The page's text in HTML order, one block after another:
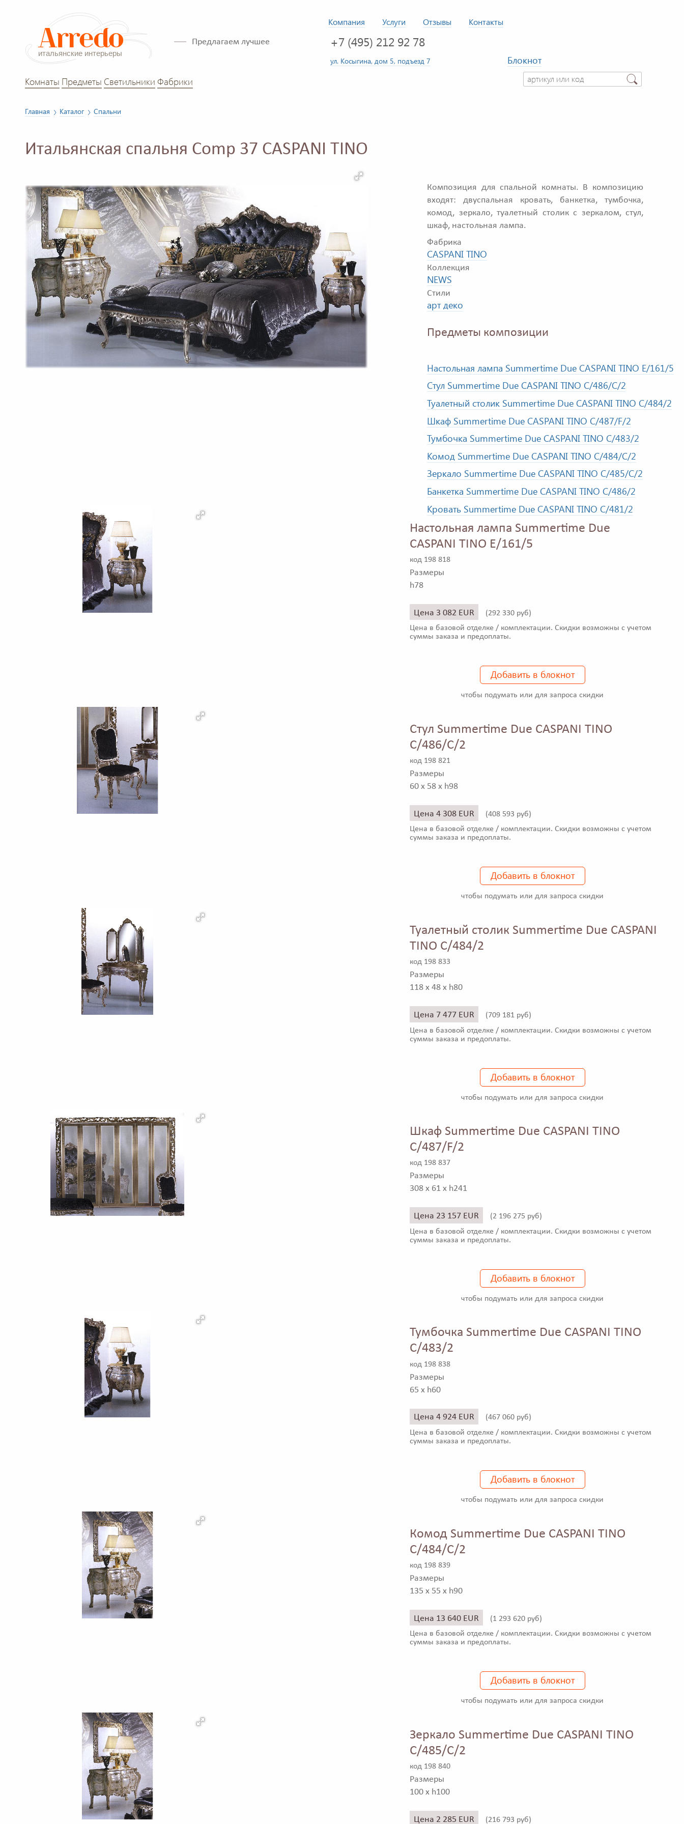
Компания Услуги Отзывы Контакты
Предлагаем лучшее +7 (495) 212 92 78
ул. Косыгина, дом 5, подъезд 7
Блокнот
Комнаты Предметы Светильники Фабрики
Главная Каталог Спальни
Итальянская спальня Comp 37 CASPANI TINO
Композиция для спальной комнаты. В композицию
входят: двуспальная кровать, банкетка, тумбочка,
комод, зеркало, туалетный столик с зеркалом, стул,
шкаф, настольная лампа.
Фабрика
CASPANI TINO
Коллекция
NEWS
Стили
арт деко
Предметы композиции
Настольная лампа Summertime Due CASPANI TINO E/161/5
Стул Summertime Due CASPANI TINO C/486/C/2
Туалетный столик Summertime Due CASPANI TINO C/484/2
Шкаф Summertime Due CASPANI TINO C/487/F/2
Тумбочка Summertime Due CASPANI TINO C/483/2
Комод Summertime Due CASPANI TINO C/484/C/2
Зеркало Summertime Due CASPANI TINO C/485/C/2
Банкетка Summertime Due CASPANI TINO C/486/2
Кровать Summertime Due CASPANI TINO C/481/2
Настольная лампа Summertime Due
CASPANI TINO E/161/5
код 198 818
Размеры
h78
Цена 3 082 EUR (292 330 руб)
Цена в базовой отделке / комплектации. Скидки возможны с учетом
суммы заказа и предоплаты.
Добавить в блокнот
чтобы подумать или для запроса скидки
Стул Summertime Due CASPANI TINO
C/486/C/2
код 198 821
Размеры
60 x 58 x h98
Цена 4 308 EUR (408 593 руб)
Цена в базовой отделке / комплектации. Скидки возможны с учетом
суммы заказа и предоплаты.
Добавить в блокнот
чтобы подумать или для запроса скидки
Туалетный столик Summertime Due CASPANI
TINO C/484/2
код 198 833
Размеры
118 x 48 x h80
Цена 7 477 EUR (709 181 руб)
Цена в базовой отделке / комплектации. Скидки возможны с учетом
суммы заказа и предоплаты.
Добавить в блокнот
чтобы подумать или для запроса скидки
Шкаф Summertime Due CASPANI TINO
C/487/F/2
код 198 837
Размеры
308 x 61 x h241
Цена 23 157 EUR (2 196 275 руб)
Цена в базовой отделке / комплектации. Скидки возможны с учетом
суммы заказа и предоплаты.
Добавить в блокнот
чтобы подумать или для запроса скидки
Тумбочка Summertime Due CASPANI TINO
C/483/2
код 198 838
Размеры
65 x h60
Цена 4 924 EUR (467 060 руб)
Цена в базовой отделке / комплектации. Скидки возможны с учетом
суммы заказа и предоплаты.
Добавить в блокнот
чтобы подумать или для запроса скидки
Комод Summertime Due CASPANI TINO
C/484/C/2
код 198 839
Размеры
135 x 55 x h90
Цена 13 640 EUR (1 293 620 руб)
Цена в базовой отделке / комплектации. Скидки возможны с учетом
суммы заказа и предоплаты.
Добавить в блокнот
чтобы подумать или для запроса скидки
Зеркало Summertime Due CASPANI TINO
C/485/C/2
код 198 840
Размеры
100 x h100
Цена 2 285 EUR (216 793 руб)